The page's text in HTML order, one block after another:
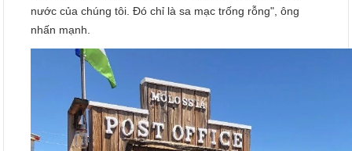
nước của chúng tôi. Đó chỉ là sa mạc trống rỗng", ông
nhấn mạnh.